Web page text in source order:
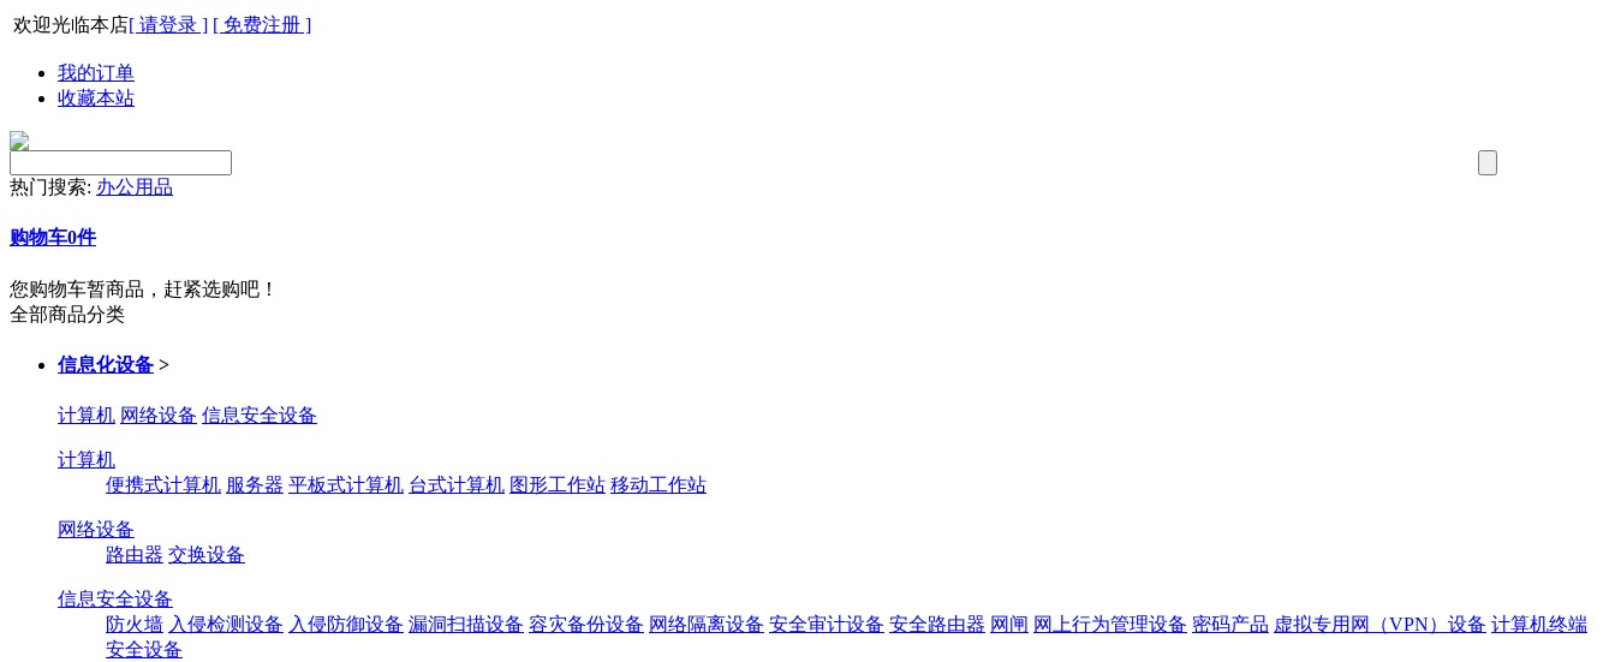
欢迎光临本店[ 请登录 ] [ 免费注册 ]
我的订单
收藏本站
热门搜索: 办公用品
购物车0件
您购物车暂商品，赶紧选购吧！
全部商品分类
信息化设备 >
计算机 网络设备 信息安全设备
计算机
便携式计算机 服务器 平板式计算机 台式计算机 图形工作站 移动工作站
网络设备
路由器 交换设备
信息安全设备
防火墙 入侵检测设备 入侵防御设备 漏洞扫描设备 容灾备份设备 网络隔离设备 安全审计设备 安全路由器 网闸 网上行为管理设备 密码产品 虚拟专用网（VPN）设备 计算机终端
安全设备